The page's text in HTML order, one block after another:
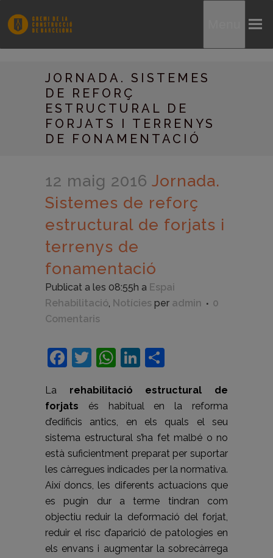
JORNADA. SISTEMES
DE REFORÇ
ESTRUCTURAL DE
FORJATS I TERRENYS
DE FONAMENTACIÓ
12 maig 2016 Jornada.
Sistemes de reforç
estructural de forjats i
terrenys de
fonamentació
Publicat a les 08:55h a Espai
Rehabilitació, Notícies per admin
0
Comentaris
Facebook
Twitter
WhatsApp
LinkedIn
La rehabilitació estructural de
forjats és habitual en la reforma
d’edificis antics, en els quals el seu
sistema estructural s’ha fet malbé o no
està suficientment preparat per suportar
les càrregues indicades per la normativa.
Així doncs, les diferents actuacions que
es pugin dur a terme tindran com
objectiu reduir la deformació del forjat,
reduir el risc d’aparició de patologies en
els envans i augmentar la sobrecàrrega